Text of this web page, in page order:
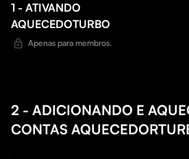
1 - ATIVANDO
AQUECEDOTURBO
Apenas para membros.
2 - ADICIONANDO E
CONTAS